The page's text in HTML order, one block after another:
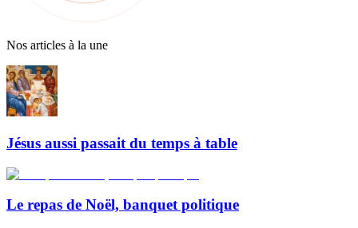
Nos articles à la une
Jésus aussi passait du temps à table
Le repas de Noël, banquet politique